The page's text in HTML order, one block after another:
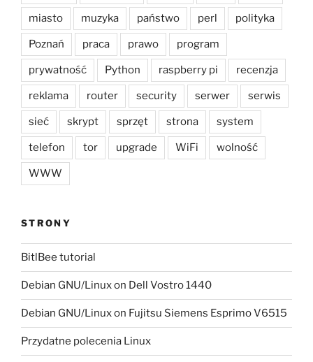
miasto muzyka państwo perl polityka
Poznań praca prawo program
prywatność Python raspberry pi recenzja
reklama router security serwer serwis
sieć skrypt sprzęt strona system
telefon tor upgrade WiFi wolność
WWW
STRONY
BitlBee tutorial
Debian GNU/Linux on Dell Vostro 1440
Debian GNU/Linux on Fujitsu Siemens Esprimo V6515
Przydatne polecenia Linux